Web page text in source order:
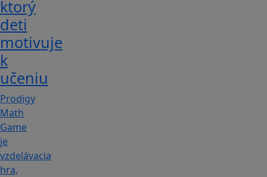
ktorý
deti
motivuje
k
učeniu
Prodigy
Math
Game
je
vzdelávacia
hra,